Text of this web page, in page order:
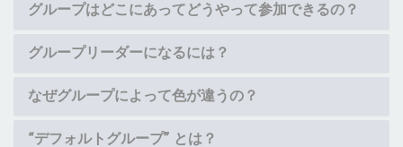
グループはどこにあってどうやって参加できるの？
グループリーダーになるには？
なぜグループによって色が違うの？
“デフォルトグループ” とは？